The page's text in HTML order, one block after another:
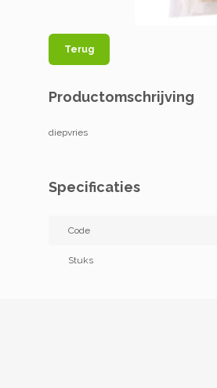
Terug
Productomschrijving
diepvries
Specificaties
Code
Stuks